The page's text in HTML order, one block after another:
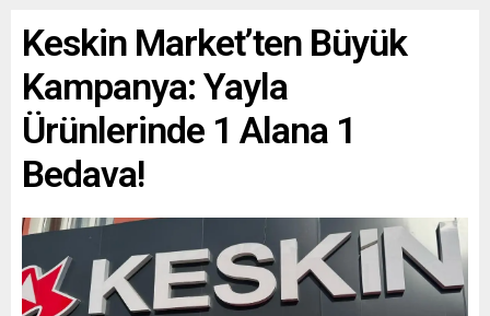
Keskin Market’ten Büyük
Kampanya: Yayla
Ürünlerinde 1 Alana 1
Bedava!